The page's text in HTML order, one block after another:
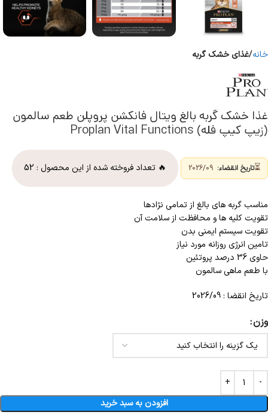
خانه غذای خشک گربه
غذا خشک گربه بالغ ویتال فانکشن پروپلن طعم سالمون
(زیپ کیپ فله) Proplan Vital Functions
⏳تاریخ انقضاء: 🔥 تعداد فروخته شده از این محصول : 52
مناسب گربه های بالغ از تمامی نژادها
تقویت کلیه ها و محافظت از سلامت آن
تقویت سیستم ایمنی بدن
تامین انرژی روزانه مورد نیاز
حاوی 36 درصد پروتئین
با طعم ماهی سالمون
تاریخ انقضا : 2026/09
وزن
افزودن به سبد خرید